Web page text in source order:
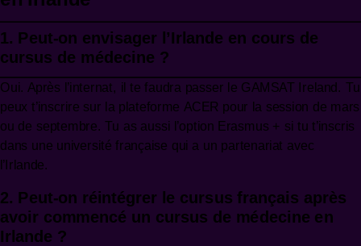
1. Peut-on envisager l’Irlande en cours de
cursus de médecine ?
Oui. Après l’internat, il te faudra passer le GAMSAT Ireland. Tu
peux t’inscrire sur la plateforme ACER pour la session de mars
ou de septembre. Tu as aussi l’option Erasmus + si tu t’inscris
dans une université française qui a un partenariat avec
l’Irlande.
2. Peut-on réintégrer le cursus français après
avoir commencé un cursus de médecine en
Irlande ?